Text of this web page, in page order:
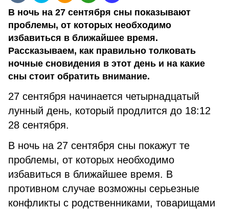
В ночь на 27 сентября сны показывают
проблемы, от которых необходимо
избавиться в ближайшее время.
Рассказываем, как правильно толковать
ночные сновидения в этот день и на какие
сны стоит обратить внимание.
27 сентября начинается четырнадцатый
лунный день, который продлится до 18:12
28 сентября.
В ночь на 27 сентября сны покажут те
проблемы, от которых необходимо
избавиться в ближайшее время. В
противном случае возможны серьезные
конфликты с родственниками, товарищами